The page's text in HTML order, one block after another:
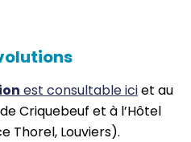
est consultable iciet au
Criquebeuf et à l’Hôtel
Thorel, Louviers).